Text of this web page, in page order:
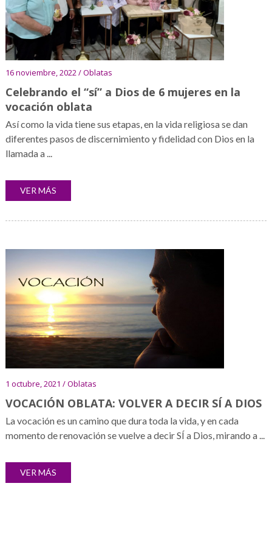
16 noviembre, 2022 / Oblatas
Celebrando el “sí” a Dios de 6 mujeres en la
vocación oblata
Así como la vida tiene sus etapas, en la vida religiosa se dan
diferentes pasos de discernimiento y fidelidad con Dios en la
llamada a ...
VER MÁS
1 octubre, 2021 / Oblatas
VOCACIÓN OBLATA: VOLVER A DECIR SÍ A DIOS
La vocación es un camino que dura toda la vida, y en cada
momento de renovación se vuelve a decir SÍ a Dios, mirando a ...
VER MÁS